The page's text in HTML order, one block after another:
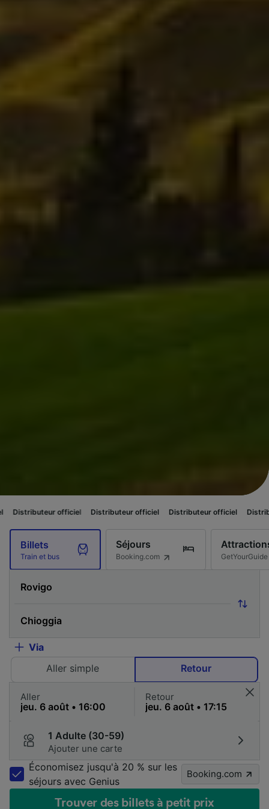
officiel Distributeur officiel Distributeur officiel Distributeur
Billets
Train et bus
Séjours
Booking.com GetYourGuide
Via
Aller simple
Retour
Aller Retour
1 Adulte (30-59)
Ajouter une carte
Économisez jusqu'à 20 % sur les
séjours avec Genius
Booking.com
Trouver des billets à petit prix